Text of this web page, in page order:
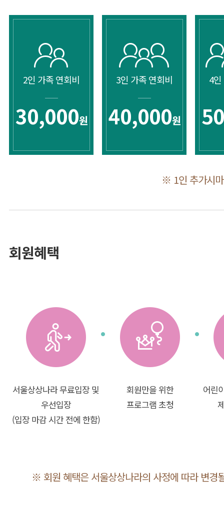
2인 가족 연회비
30,000원
3인 가족 연회비
40,000원
4
※ 1인 추가시
회원혜택
서울상상나라 무료입장 및
우선입장
(입장 마감 시간 전에 한함)
회원만을 위한
프로그램 초청
어린
※ 회원 혜택은 서울상상나라의 사정에 따라 변경